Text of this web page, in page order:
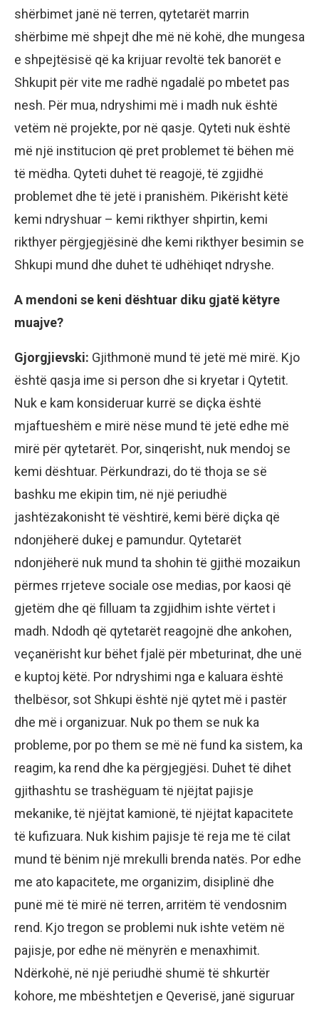
shërbimet janë në terren, qytetarët marrin
shërbime më shpejt dhe më në kohë, dhe mungesa
e shpejtësisë që ka krijuar revoltë tek banorët e
Shkupit për vite me radhë ngadalë po mbetet pas
nesh. Për mua, ndryshimi më i madh nuk është
vetëm në projekte, por në qasje. Qyteti nuk është
më një institucion që pret problemet të bëhen më
të mëdha. Qyteti duhet të reagojë, të zgjidhë
problemet dhe të jetë i pranishëm. Pikërisht këtë
kemi ndryshuar – kemi rikthyer shpirtin, kemi
rikthyer përgjegjësinë dhe kemi rikthyer besimin se
Shkupi mund dhe duhet të udhëhiqet ndryshe.
A mendoni se keni dështuar diku gjatë këtyre
muajve?
Gjorgjievski: Gjithmonë mund të jetë më mirë. Kjo
është qasja ime si person dhe si kryetar i Qytetit.
Nuk e kam konsideruar kurrë se diçka është
mjaftueshëm e mirë nëse mund të jetë edhe më
mirë për qytetarët. Por, sinqerisht, nuk mendoj se
kemi dështuar. Përkundrazi, do të thoja se së
bashku me ekipin tim, në një periudhë
jashtëzakonisht të vështirë, kemi bërë diçka që
ndonjëherë dukej e pamundur. Qytetarët
ndonjëherë nuk mund ta shohin të gjithë mozaikun
përmes rrjeteve sociale ose medias, por kaosi që
gjetëm dhe që filluam ta zgjidhim ishte vërtet i
madh. Ndodh që qytetarët reagojnë dhe ankohen,
veçanërisht kur bëhet fjalë për mbeturinat, dhe unë
e kuptoj këtë. Por ndryshimi nga e kaluara është
thelbësor, sot Shkupi është një qytet më i pastër
dhe më i organizuar. Nuk po them se nuk ka
probleme, por po them se më në fund ka sistem, ka
reagim, ka rend dhe ka përgjegjësi. Duhet të dihet
gjithashtu se trashëguam të njëjtat pajisje
mekanike, të njëjtat kamionë, të njëjtat kapacitete
të kufizuara. Nuk kishim pajisje të reja me të cilat
mund të bënim një mrekulli brenda natës. Por edhe
me ato kapacitete, me organizim, disiplinë dhe
punë më të mirë në terren, arritëm të vendosnim
rend. Kjo tregon se problemi nuk ishte vetëm në
pajisje, por edhe në mënyrën e menaxhimit.
Ndërkohë, në një periudhë shumë të shkurtër
kohore, me mbështetjen e Qeverisë, janë siguruar